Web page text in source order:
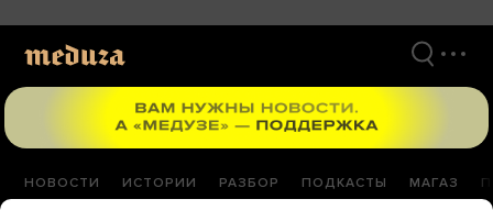
НОВОСТИ ИСТОРИИ РАЗБОР ПОДКАСТЫ МАГАЗ